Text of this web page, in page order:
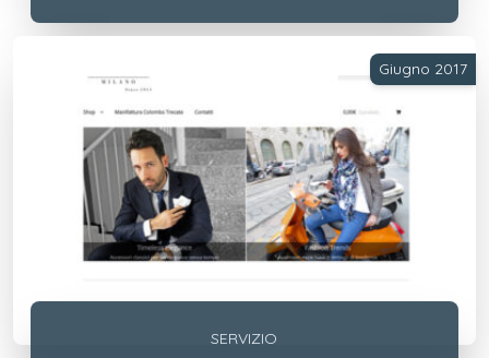
Giugno 2017
SERVIZIO